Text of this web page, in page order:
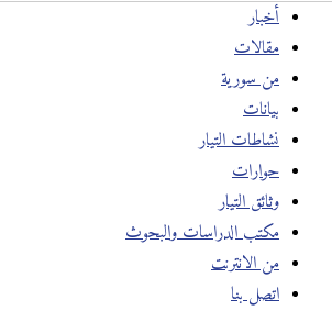
أخبار
مقالات
من سورية
بيانات
نشاطات التيار
حوارات
وثائق التيار
مكتب الدراسات والبحوث
من الانترنت
اتصل بنا